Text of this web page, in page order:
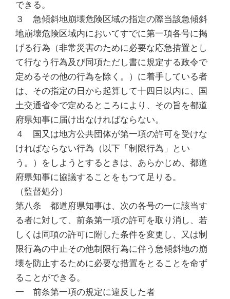
できる。
３ 急傾斜地崩壊危険区域の指定の際当該急傾斜
地崩壊危険区域内においてすでに第一項各号に掲
げる行為（非常災害のために必要な応急措置とし
て行なう行為及び同項ただし書に規定する政令で
定めるその他の行為を除く。）に着手している者
は、その指定の日から起算して十四日以内に、国
土交通省令で定めるところにより、その旨を都道
府県知事に届け出なければならない。
４ 国又は地方公共団体が第一項の許可を受けな
ければならない行為（以下「制限行為」とい
う。）をしようとするときは、あらかじめ、都道
府県知事に協議することをもつて足りる。
（監督処分）
第八条 都道府県知事は、次の各号の一に該当す
る者に対して、前条第一項の許可を取り消し、若
しくは同項の許可に附した条件を変更し、又は制
限行為の中止その他制限行為に伴う急傾斜地の崩
壊を防止するために必要な措置をとることを命ず
ることができる。
一 前条第一項の規定に違反した者